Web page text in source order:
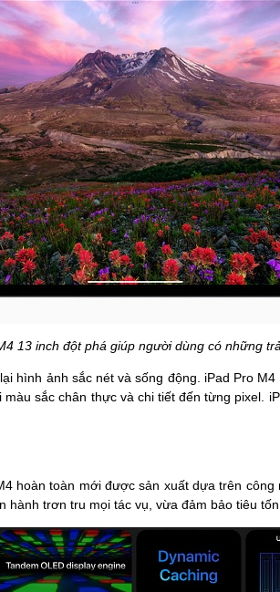
13 inch đột phá giúp người dùng có những
hình ảnh sắc nét và sống động. iPad Pro
sắc chân thực và chi tiết đến từng pixel.
hoàn toàn mới được sản xuất dựa trên
trơn tru mọi tác vụ, vừa đảm bảo tiêu